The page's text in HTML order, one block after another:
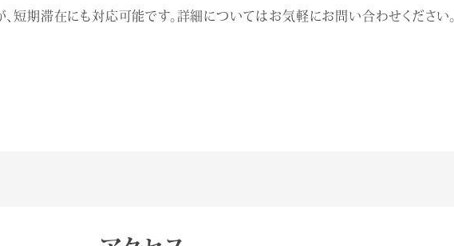
短期滞在にも対応可能です。詳細についてはお気軽にお問い合わせください。